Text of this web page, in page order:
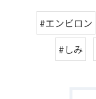
#エンビロン
#しみ